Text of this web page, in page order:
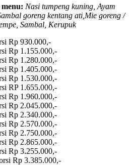
Nasi tumpeng kuning, Ayam
goreng kentang ati,Mie goreng /
Sambal, Kerupuk
Rp 930.000,-
Rp 1.155.000,-
Rp 1.280.000,-
Rp 1.405.000,-
Rp 1.530.000,-
RP 1.655.000,-
Rp 1.960.000,-
Rp 2.045.000,-
Rp 2.340.000,-
Rp 2.570.000,-
Rp 2.750.000,-
Rp 2.865.000,-
Rp 3.255.000,-
Rp 3.385.000,-